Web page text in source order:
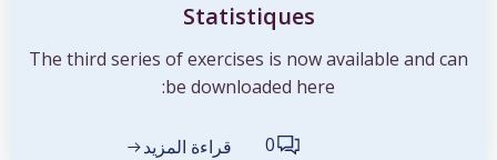
Statistiques
The third series of exercises is now available and can
be downloaded here:
0 قراءة المزيد